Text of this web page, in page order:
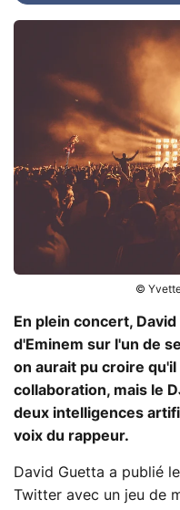
©
En plein concert,
d'Eminem sur l'un de
on aurait pu croire
collaboration, mais le
deux intelligences
voix du rappeur.
David Guetta a publié
Twitter avec un jeu de